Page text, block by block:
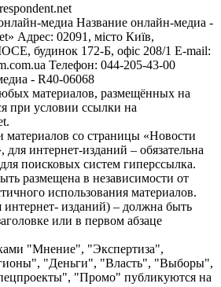
медиа Название онлайн-медиа -
Адрес: 02091, місто Київ,
будинок 172-Б, офіс 208/1 E-mail:
Телефон: 044-205-43-00
- R40-06068
материалов, размещённых на
при условии ссылки на
со страницы «Новости
интернет-изданий – обязательна
поисковых систем гиперссылка.
размещена в независимости от
использования материалов.
интернет- изданий) – должна быть
или в первом абзаце
"Мнение", "Экспертиза",
"Деньги", "Власть", "Выборы",
"Промо" публикуются на